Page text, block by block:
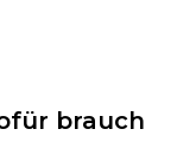
brauch